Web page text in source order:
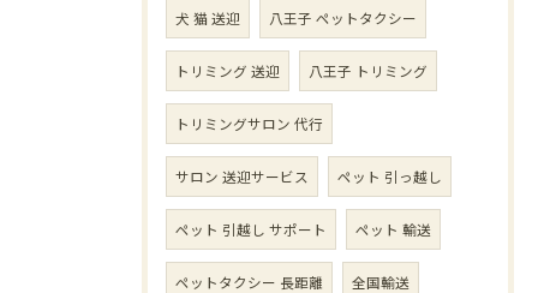
犬 猫 送迎 八王子 ペットタクシー
トリミング 送迎 八王子 トリミング
トリミングサロン 代行
サロン 送迎サービス ペット 引っ越し
ペット 引越し サポート ペット 輸送
ペットタクシー 長距離 全国輸送